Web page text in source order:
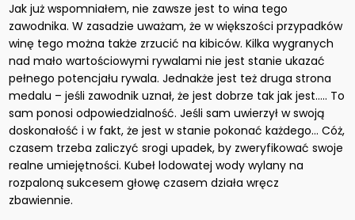
Jak już wspomniałem, nie zawsze jest to wina tego
zawodnika. W zasadzie uważam, że w większości przypadków
winę tego można także zrzucić na kibiców. Kilka wygranych
nad mało wartościowymi rywalami nie jest stanie ukazać
pełnego potencjału rywala. Jednakże jest też druga strona
medalu – jeśli zawodnik uznał, że jest dobrze tak jak jest….. To
sam ponosi odpowiedzialność. Jeśli sam uwierzył w swoją
doskonałość i w fakt, że jest w stanie pokonać każdego… Cóż,
czasem trzeba zaliczyć srogi upadek, by zweryfikować swoje
realne umiejętności. Kubeł lodowatej wody wylany na
rozpaloną sukcesem głowę czasem działa wręcz
zbawiennie.